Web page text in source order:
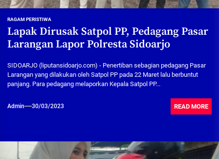
RAGAM PERISTIWA
Lapak Dirusak Satpol PP, Pedagang Pasar
Larangan Lapor Polresta Sidoarjo
SIDOARJO (liputansidoarjo.com) - Penertiban sebagian pedagang Pasar
Larangan yang dilakukan oleh Satpol PP pada 22 Maret lalu berbuntut
panjang. Para pedagang melaporkan Kepala Satpol PP...
Admin 30/03/2023 READ MORE